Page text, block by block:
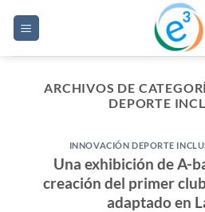
ARCHIVOS DE
DEPORTE
INNOVACIÓN DEPORTE
Una exhibición de A-
creación del primer
adaptado en